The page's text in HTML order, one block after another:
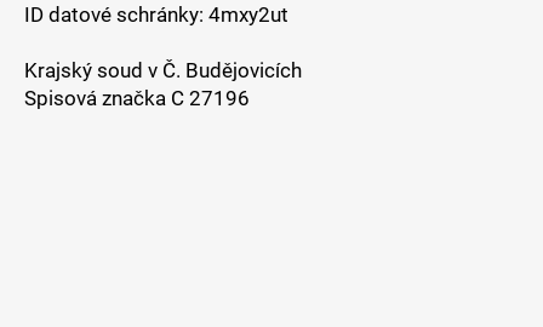
ID datové schránky: 4mxy2ut
Krajský soud v Č. Budějovicích
Spisová značka C 27196